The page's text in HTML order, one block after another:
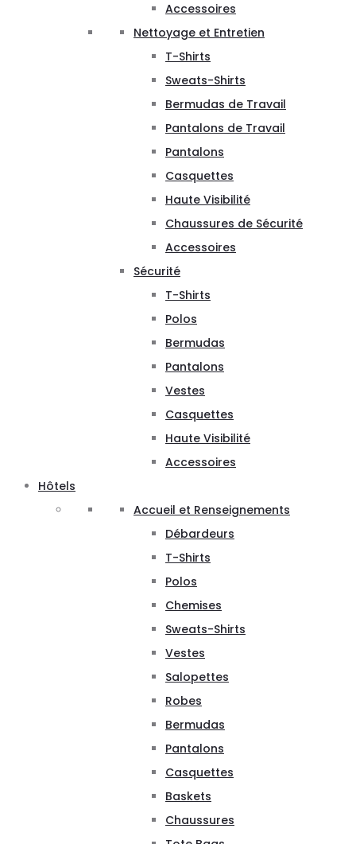
Accessoires
Nettoyage et Entretien
T-Shirts
Sweats-Shirts
Bermudas de Travail
Pantalons de Travail
Pantalons
Casquettes
Haute Visibilité
Chaussures de Sécurité
Accessoires
Sécurité
T-Shirts
Polos
Bermudas
Pantalons
Vestes
Casquettes
Haute Visibilité
Accessoires
Hôtels
Accueil et Renseignements
Débardeurs
T-Shirts
Polos
Chemises
Sweats-Shirts
Vestes
Salopettes
Robes
Bermudas
Pantalons
Casquettes
Baskets
Chaussures